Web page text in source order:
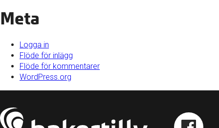
Meta
Logga in
Flöde för inlägg
Flöde för kommentarer
WordPress.org